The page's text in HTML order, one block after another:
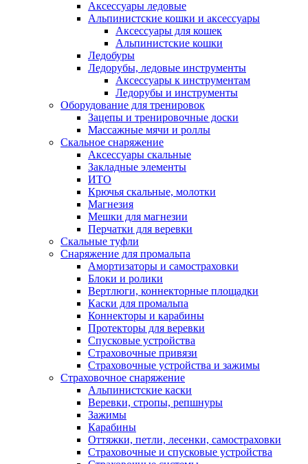
Аксессуары ледовые
Альпинистские кошки и аксессуары
Аксессуары для кошек
Альпинистские кошки
Ледобуры
Ледорубы, ледовые инструменты
Аксессуары к инструментам
Ледорубы и инструменты
Оборудование для тренировок
Зацепы и тренировочные доски
Массажные мячи и роллы
Скальное снаряжение
Аксессуары скальные
Закладные элементы
ИТО
Крючья скальные, молотки
Магнезия
Мешки для магнезии
Перчатки для веревки
Скальные туфли
Снаряжение для промальпа
Амортизаторы и самостраховки
Блоки и ролики
Вертлюги, коннекторные площадки
Каски для промальпа
Коннекторы и карабины
Протекторы для веревки
Спусковые устройства
Страховочные привязи
Страховочные устройства и зажимы
Страховочное снаряжение
Альпинистские каски
Веревки, стропы, репшнуры
Зажимы
Карабины
Оттяжки, петли, лесенки, самостраховки
Страховочные и спусковые устройства